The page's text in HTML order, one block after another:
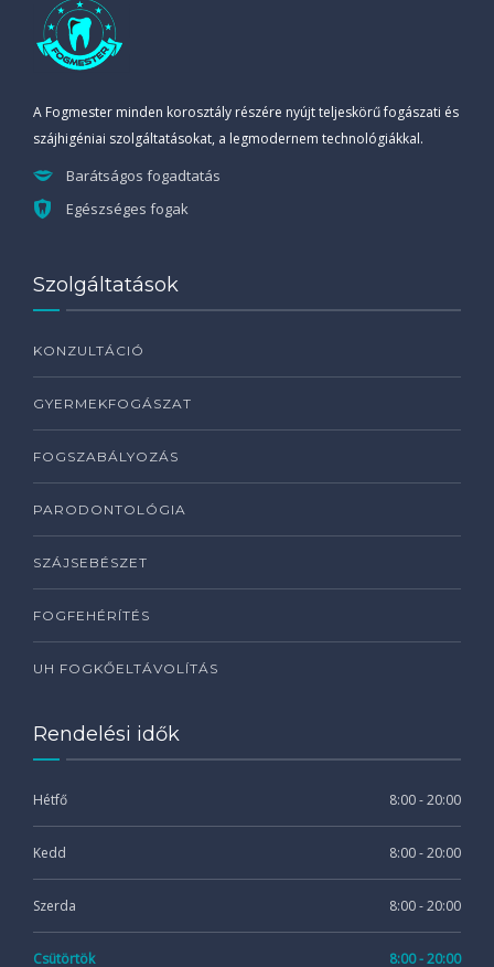
A Fogmester minden korosztály részére nyújt teljeskörű fogászati és
szájhigéniai szolgáltatásokat, a legmodernem technológiákkal.
Barátságos fogadtatás
Egészséges fogak
Szolgáltatások
KONZULTÁCIÓ
GYERMEKFOGÁSZAT
FOGSZABÁLYOZÁS
PARODONTOLÓGIA
SZÁJSEBÉSZET
FOGFEHÉRÍTÉS
UH FOGKŐELTÁVOLÍTÁS
Rendelési idők
Hétfő 8:00 - 20:00
Kedd 8:00 - 20:00
Szerda 8:00 - 20:00
Csütörtök 8:00 - 20:00